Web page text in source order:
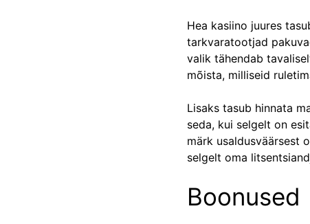
Hea kasiino juures
tarkvaratootjad
valik tähendab
mõista, milliseid
Lisaks tasub hinnata
seda, kui selgelt on
märk usaldusväärsest
selgelt oma
Boonused